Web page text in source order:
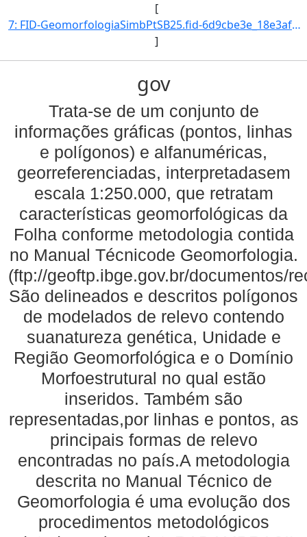
[
7: FID-GeomorfologiaSimbPtSB25.fid-6d9cbe3e_18e3af5da6c_29e0-Folha-SB25-Codigo_Grupo_Genese-1-Nome_Grup]
]
gov
Trata-se de um conjunto de
informações gráficas (pontos, linhas
e polígonos) e alfanuméricas,
georreferenciadas, interpretadasem
escala 1:250.000, que retratam
características geomorfológicas da
Folha conforme metodologia contida
no Manual Técnicode Geomorfologia.
(ftp://geoftp.ibge.gov.br/documentos/
São delineados e descritos polígonos
de modelados de relevo contendo
suanatureza genética, Unidade e
Região Geomorfológica e o Domínio
Morfoestrutural no qual estão
inseridos. Também são
representadas,por linhas e pontos, as
principais formas de relevo
encontradas no país.A metodologia
descrita no Manual Técnico de
Geomorfologia é uma evolução dos
procedimentos metodológicos